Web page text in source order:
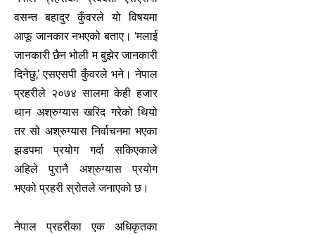
वसन्त बहादुर कुँवरले यो विषयमा
आफू जानकार नभएको बताए। ‘मलाई
जानकारी छैन भोली म बुझेर जानकारी
दिनेछु,’ एसएसपी कुँवरले भने। नेपाल
प्रहरीले २०७४ सालमा केही हजार
थान अश्रुग्यास खरिद गरेको थियो
तर सो अश्रुग्यास निर्वाचनमा भएका
झडपमा प्रयोग गर्दा सकिएकाले
अहिले पुरानै अश्रुग्यास प्रयोग
भएको प्रहरी स्रोतले जनाएको छ।
नेपाल प्रहरीका एक अधिकृतका